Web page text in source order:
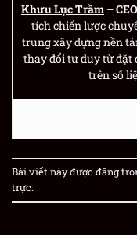
Khưu Lục Trầm –
tích chiến lược
trung xây dựng nền
thay đổi tư duy từ đặt
trên số
Bài viết này được đăng
trực.